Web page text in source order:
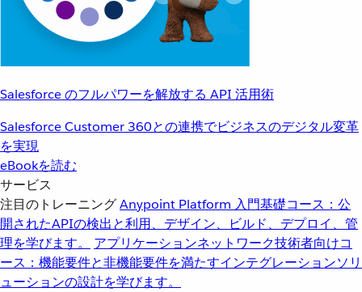
Salesforce のフルパワーを解放する API 活用術
Salesforce Customer 360との連携でビジネスのデジタル変革
を実現
eBookを読む
サービス
注目のトレーニングAnypoint Platform 入門基礎コース：公
開されたAPIの検出と利用、デザイン、ビルド、デプロイ、管
理を学びます。
アプリケーションネットワーク技術者向けコ
ース：機能要件と非機能要件を満たすインテグレーションソリ
ューションの設計を学びます。